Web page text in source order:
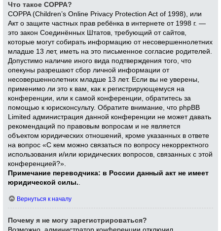
Что такое COPPA?
COPPA (Children’s Online Privacy Protection Act of 1998), или
Акт о защите частных прав ребёнка в интернете от 1998 г. —
это закон Соединённых Штатов, требующий от сайтов,
которые могут собирать информацию от несовершеннолетних
младше 13 лет, иметь на это письменное согласие родителей.
Допустимо наличие иного вида подтверждения того, что
опекуны разрешают сбор личной информации от
несовершеннолетних младше 13 лет. Если вы не уверены,
применимо ли это к вам, как к регистрирующемуся на
конференции, или к самой конференции, обратитесь за
помощью к юрисконсульту. Обратите внимание, что phpBB
Limited администрация данной конференции не может давать
рекомендаций по правовым вопросам и не является
объектом юридических отношений, кроме указанных в ответе
на вопрос «С кем можно связаться по вопросу некорректного
использования и/или юридических вопросов, связанных с этой
конференцией?».
Примечание переводчика: в России данный акт не имеет
юридической силы.
Вернуться к началу
Почему я не могу зарегистрироваться?